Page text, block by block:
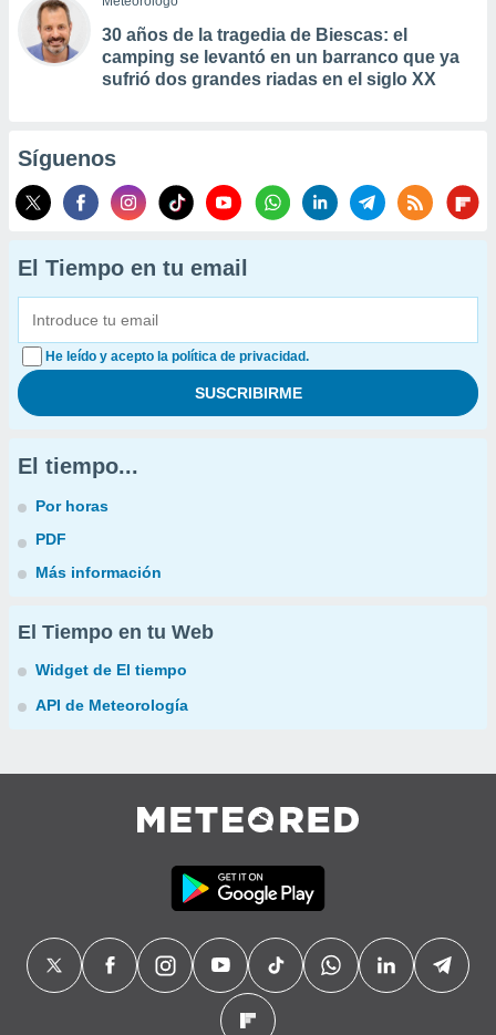
30 años de la tragedia de Biescas: el
camping se levantó en un barranco que ya
sufrió dos grandes riadas en el siglo XX
Síguenos
El Tiempo en tu email
He leído y acepto la política de privacidad.
El tiempo...
Por horas
PDF
Más información
El Tiempo en tu Web
Widget de El tiempo
API de Meteorología